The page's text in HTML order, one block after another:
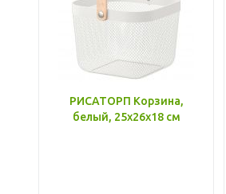
РИСАТОРП Корзина,
белый, 25x26x18 см